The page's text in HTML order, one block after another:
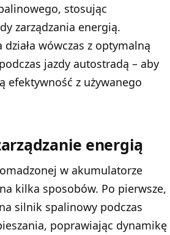
stosując
zarządzania energią.
wówczas z optymalną
jazdy autostradą – aby
efektywność z używanego
energią
w akumulatorze
kilka sposobów. Po pierwsze,
silnik spalinowy podczas
poprawiając dynamikę